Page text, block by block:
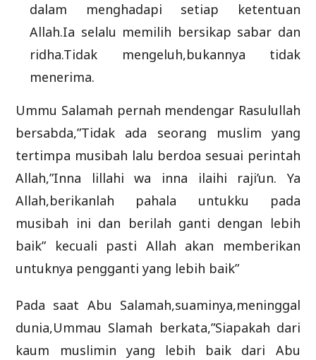
dalam menghadapi setiap ketentuan
Allah.Ia selalu memilih bersikap sabar dan
ridha.Tidak mengeluh,bukannya tidak
menerima.
Ummu Salamah pernah mendengar Rasulullah
bersabda,”Tidak ada seorang muslim yang
tertimpa musibah lalu berdoa sesuai perintah
Allah,”Inna lillahi wa inna ilaihi raji’un. Ya
Allah,berikanlah pahala untukku pada
musibah ini dan berilah ganti dengan lebih
baik” kecuali pasti Allah akan memberikan
untuknya pengganti yang lebih baik”
Pada saat Abu Salamah,suaminya,meninggal
dunia,Ummau Slamah berkata,”Siapakah dari
kaum muslimin yang lebih baik dari Abu